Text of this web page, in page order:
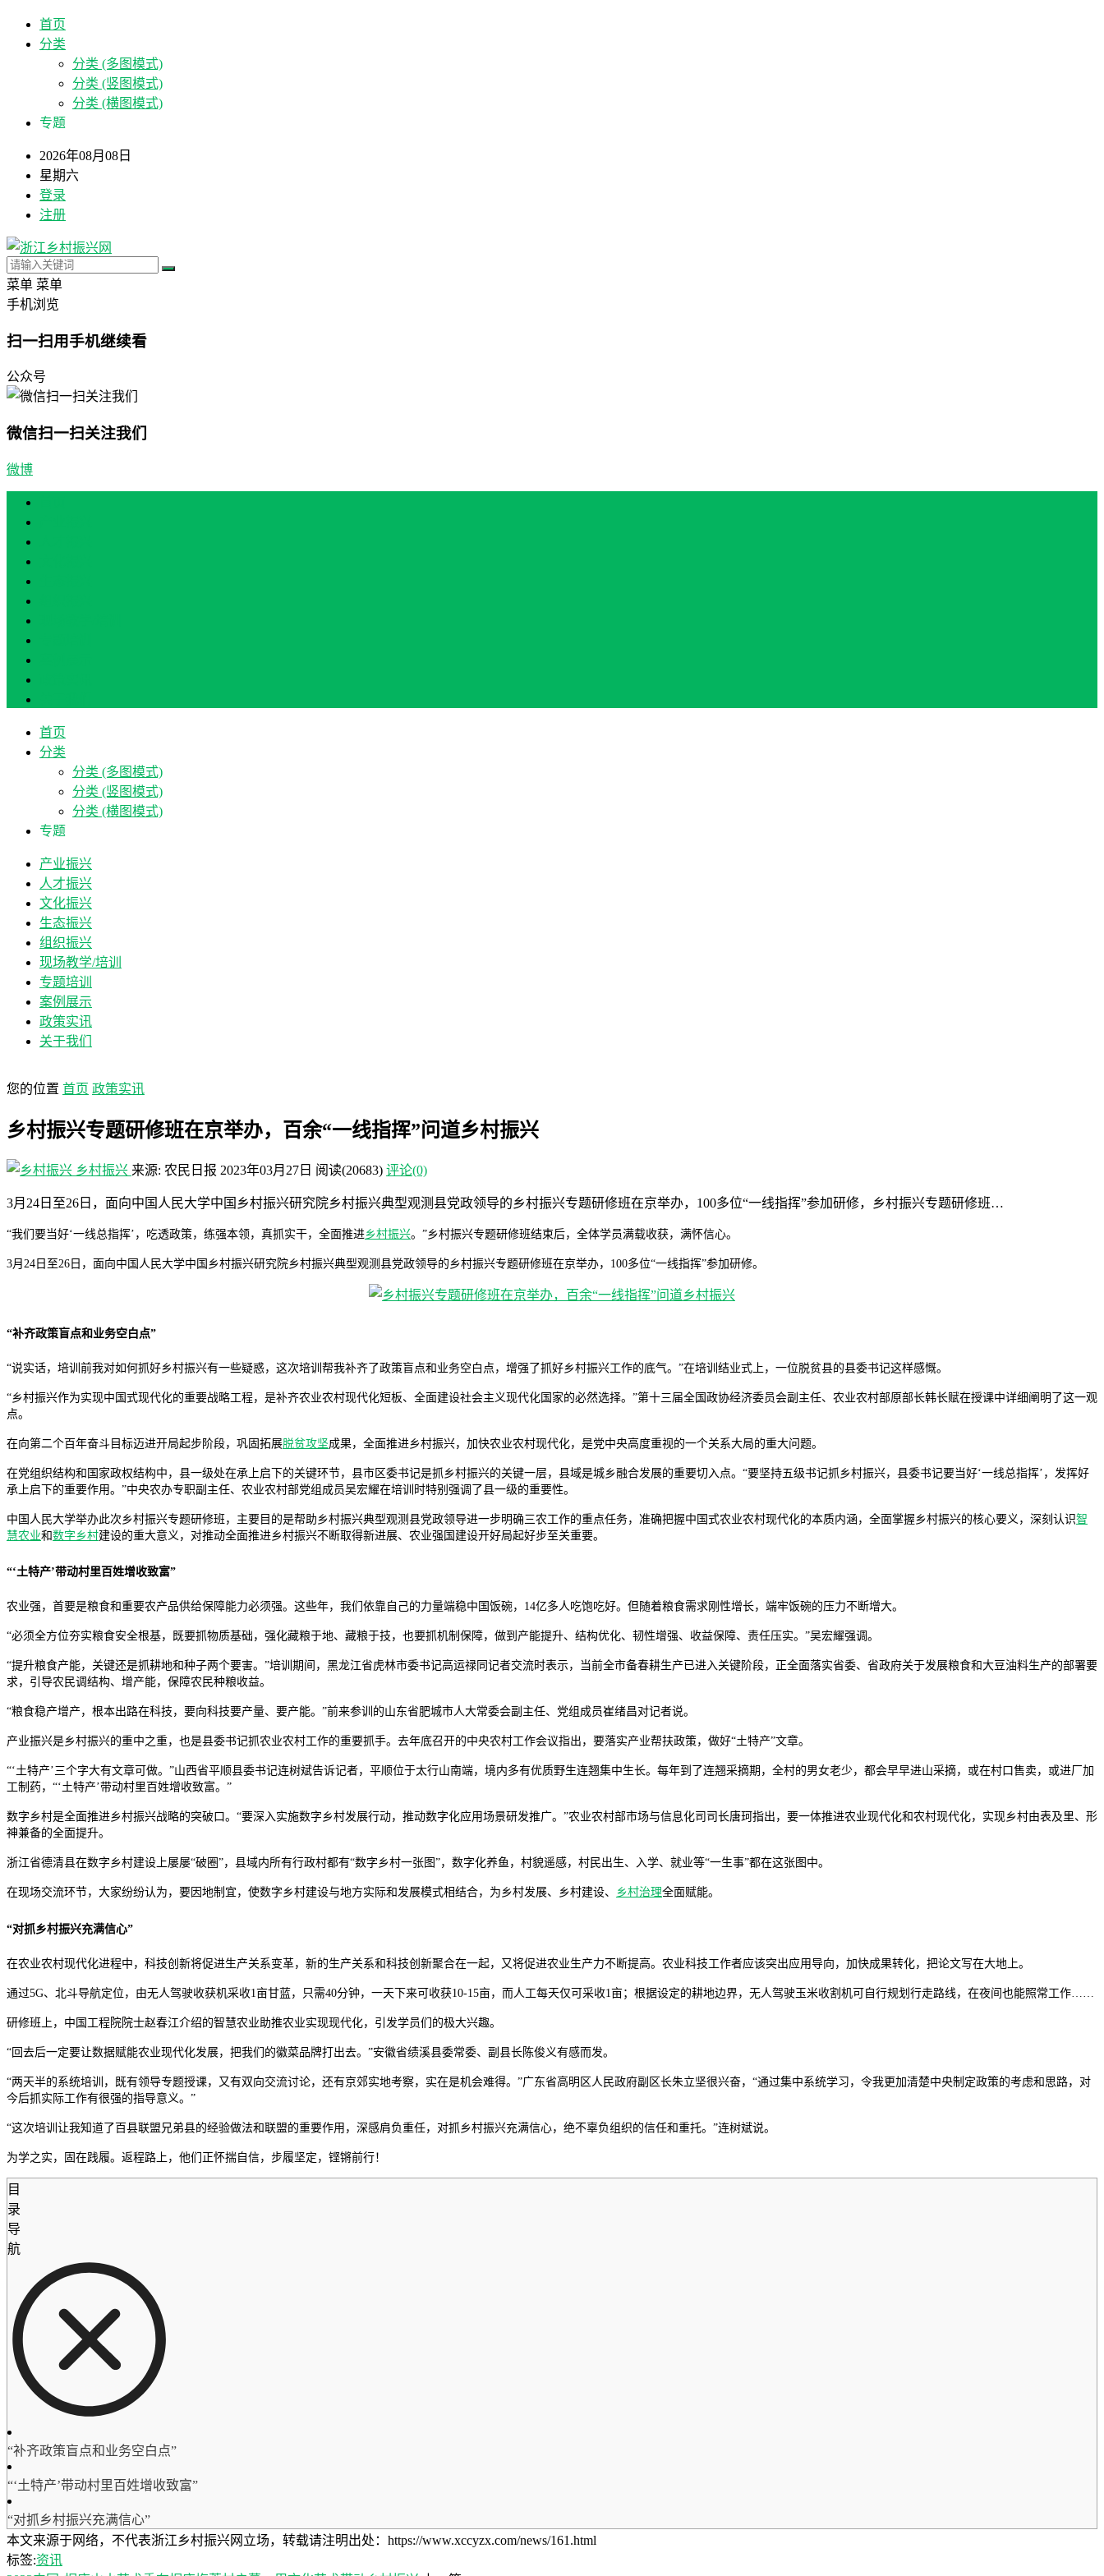
首页
分类
分类 (多图模式)
分类 (竖图模式)
分类 (横图模式)
专题
2026年08月08日
星期六
登录
注册
菜单 菜单
手机浏览
扫一扫用手机继续看
公众号
微信扫一扫关注我们
微博
首页
分类
分类 (多图模式)
分类 (竖图模式)
分类 (横图模式)
专题
产业振兴
人才振兴
文化振兴
生态振兴
组织振兴
现场教学/培训
专题培训
案例展示
政策实讯
关于我们
您的位置 首页 政策实讯
乡村振兴专题研修班在京举办，百余“一线指挥”问道乡村振兴
乡村振兴 来源: 农民日报 2023年03月27日 阅读(20683) 评论(0)
3月24日至26日，面向中国人民大学中国乡村振兴研究院乡村振兴典型观测县党政领导的乡村振兴专题研修班在京举办，100多位“一线指挥”参加研修，乡村振兴专题研修班…
“我们要当好‘一线总指挥’，吃透政策，练强本领，真抓实干，全面推进乡村振兴。”乡村振兴专题研修班结束后，全体学员满载收获，满怀信心。
3月24日至26日，面向中国人民大学中国乡村振兴研究院乡村振兴典型观测县党政领导的乡村振兴专题研修班在京举办，100多位“一线指挥”参加研修。
“补齐政策盲点和业务空白点”
“说实话，培训前我对如何抓好乡村振兴有一些疑惑，这次培训帮我补齐了政策盲点和业务空白点，增强了抓好乡村振兴工作的底气。”在培训结业式上，一位脱贫县的县委书记这样感慨。
“乡村振兴作为实现中国式现代化的重要战略工程，是补齐农业农村现代化短板、全面建设社会主义现代化国家的必然选择。”第十三届全国政协经济委员会副主任、农业农村部原部长韩长赋在授课中详细阐明了这一观
点。
在向第二个百年奋斗目标迈进开局起步阶段，巩固拓展脱贫攻坚成果，全面推进乡村振兴，加快农业农村现代化，是党中央高度重视的一个关系大局的重大问题。
在党组织结构和国家政权结构中，县一级处在承上启下的关键环节，县市区委书记是抓乡村振兴的关键一层，县域是城乡融合发展的重要切入点。“要坚持五级书记抓乡村振兴，县委书记要当好‘一线总指挥’，发挥好
承上启下的重要作用。”中央农办专职副主任、农业农村部党组成员吴宏耀在培训时特别强调了县一级的重要性。
中国人民大学举办此次乡村振兴专题研修班，主要目的是帮助乡村振兴典型观测县党政领导进一步明确三农工作的重点任务，准确把握中国式农业农村现代化的本质内涵，全面掌握乡村振兴的核心要义，深刻认识智
慧农业和数字乡村建设的重大意义，对推动全面推进乡村振兴不断取得新进展、农业强国建设开好局起好步至关重要。
“‘土特产’带动村里百姓增收致富”
农业强，首要是粮食和重要农产品供给保障能力必须强。这些年，我们依靠自己的力量端稳中国饭碗，14亿多人吃饱吃好。但随着粮食需求刚性增长，端牢饭碗的压力不断增大。
“必须全方位夯实粮食安全根基，既要抓物质基础，强化藏粮于地、藏粮于技，也要抓机制保障，做到产能提升、结构优化、韧性增强、收益保障、责任压实。”吴宏耀强调。
“提升粮食产能，关键还是抓耕地和种子两个要害。”培训期间，黑龙江省虎林市委书记高运禄同记者交流时表示，当前全市备春耕生产已进入关键阶段，正全面落实省委、省政府关于发展粮食和大豆油料生产的部署要
求，引导农民调结构、增产能，保障农民种粮收益。
“粮食稳产增产，根本出路在科技，要向科技要产量、要产能。”前来参训的山东省肥城市人大常委会副主任、党组成员崔绪昌对记者说。
产业振兴是乡村振兴的重中之重，也是县委书记抓农业农村工作的重要抓手。去年底召开的中央农村工作会议指出，要落实产业帮扶政策，做好“土特产”文章。
“‘土特产’三个字大有文章可做。”山西省平顺县委书记连树斌告诉记者，平顺位于太行山南端，境内多有优质野生连翘集中生长。每年到了连翘采摘期，全村的男女老少，都会早早进山采摘，或在村口售卖，或进厂加
工制药，“‘土特产’带动村里百姓增收致富。”
数字乡村是全面推进乡村振兴战略的突破口。“要深入实施数字乡村发展行动，推动数字化应用场景研发推广。”农业农村部市场与信息化司司长唐珂指出，要一体推进农业现代化和农村现代化，实现乡村由表及里、形
神兼备的全面提升。
浙江省德清县在数字乡村建设上屡屡“破圈”，县域内所有行政村都有“数字乡村一张图”，数字化养鱼，村貌遥感，村民出生、入学、就业等“一生事”都在这张图中。
在现场交流环节，大家纷纷认为，要因地制宜，使数字乡村建设与地方实际和发展模式相结合，为乡村发展、乡村建设、 乡村治理全面赋能。
“对抓乡村振兴充满信心”
在农业农村现代化进程中，科技创新将促进生产关系变革，新的生产关系和科技创新聚合在一起，又将促进农业生产力不断提高。农业科技工作者应该突出应用导向，加快成果转化，把论文写在大地上。
通过5G、北斗导航定位，由无人驾驶收获机采收1亩甘蓝，只需40分钟，一天下来可收获10-15亩，而人工每天仅可采收1亩；根据设定的耕地边界，无人驾驶玉米收割机可自行规划行走路线，在夜间也能照常工作……
研修班上，中国工程院院士赵春江介绍的智慧农业助推农业实现现代化，引发学员们的极大兴趣。
“回去后一定要让数据赋能农业现代化发展，把我们的徽菜品牌打出去。”安徽省绩溪县委常委、副县长陈俊义有感而发。
“两天半的系统培训，既有领导专题授课，又有双向交流讨论，还有京郊实地考察，实在是机会难得。”广东省高明区人民政府副区长朱立坚很兴奋，“通过集中系统学习，令我更加清楚中央制定政策的考虑和思路，对
今后抓实际工作有很强的指导意义。”
“这次培训让我知道了百县联盟兄弟县的经验做法和联盟的重要作用，深感肩负重任，对抓乡村振兴充满信心，绝不辜负组织的信任和重托。”连树斌说。
为学之实，固在践履。返程路上，他们正怀揣自信，步履坚定，铿锵前行！
目
录
导
航
“补齐政策盲点和业务空白点”
“‘土特产’带动村里百姓增收致富”
“对抓乡村振兴充满信心”
本文来源于网络，不代表浙江乡村振兴网立场，转载请注明出处：https://www.xccyzx.com/news/161.html
标签:资讯